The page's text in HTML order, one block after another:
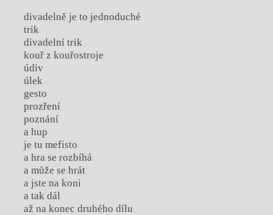
divadelně je to jednoduché
trik
divadelní trik
kouř z kouřostroje
údiv
úlek
gesto
prozření
poznání
a hup
je tu mefisto
a hra se rozbíhá
a může se hrát
a jste na koni
a tak dál
až na konec druhého dílu